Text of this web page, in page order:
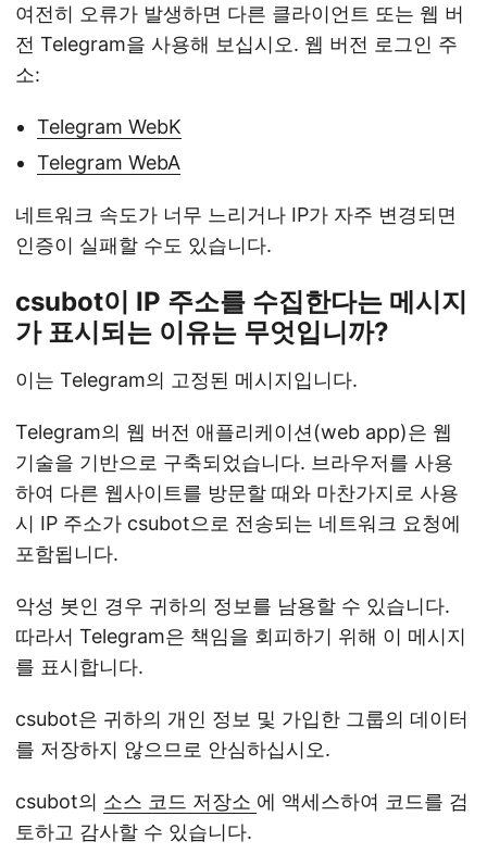
여전히 오류가 발생하면 다른 클라이언트 또는 웹 버
전 Telegram을 사용해 보십시오. 웹 버전 로그인 주
소:
Telegram WebK
Telegram WebA
네트워크 속도가 너무 느리거나 IP가 자주 변경되면
인증이 실패할 수도 있습니다.
csubot이 IP 주소를 수집한다는 메시지
가 표시되는 이유는 무엇입니까?
이는 Telegram의 고정된 메시지입니다.
Telegram의 웹 버전 애플리케이션(web app)은 웹
기술을 기반으로 구축되었습니다. 브라우저를 사용
하여 다른 웹사이트를 방문할 때와 마찬가지로 사용
시 IP 주소가 csubot으로 전송되는 네트워크 요청에
포함됩니다.
악성 봇인 경우 귀하의 정보를 남용할 수 있습니다.
따라서 Telegram은 책임을 회피하기 위해 이 메시지
를 표시합니다.
csubot은 귀하의 개인 정보 및 가입한 그룹의 데이터
를 저장하지 않으므로 안심하십시오.
csubot의 소스 코드 저장소 에 액세스하여 코드를 검
토하고 감사할 수 있습니다.